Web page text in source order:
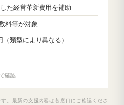
た経営革新費用を補助
料等が対象
類型により異なる）
確認
。最新の支援内容は各窓口にご確認くださ